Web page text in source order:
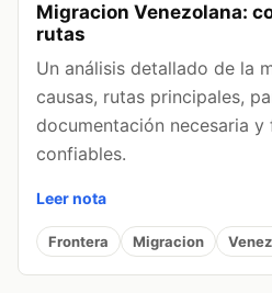
Migracion Venezolana:
rutas
Un análisis detallado de la
causas, rutas principales,
documentación necesaria
confiables.
Leer nota
Frontera Migracion